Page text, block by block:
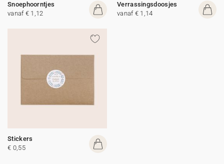
Snoephoorntjes
vanaf € 1,12
Verrassingsdoosjes
vanaf € 1,14
Stickers
€ 0,55